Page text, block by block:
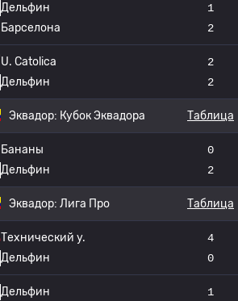
Дельфин
Барселона
1
2
U. Catolica
Дельфин
2
2
Эквадор: Кубок Эквадора Таблица
Бананы
Дельфин
0
2
Эквадор: Лига Про Таблица
Технический у.
Дельфин
4
0
Дельфин
1